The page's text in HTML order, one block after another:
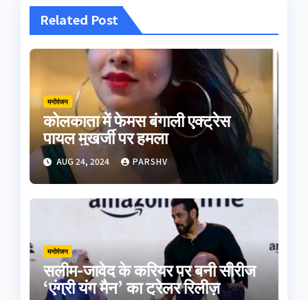
Related Post
मनोरंजन
कोलकाता में फेमस बंगाली एक्ट्रेस
पायल मुखर्जी पर हमला
AUG 24, 2024 PARSHV
मनोरंजन
सलीम-जावेद के करियर पर बनी सीरीज
‘एंग्री यंग मैन’ का ट्रेलर रिलीज़